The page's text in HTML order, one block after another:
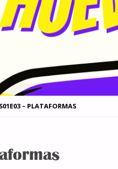
S01E03 – PLATAFORMAS